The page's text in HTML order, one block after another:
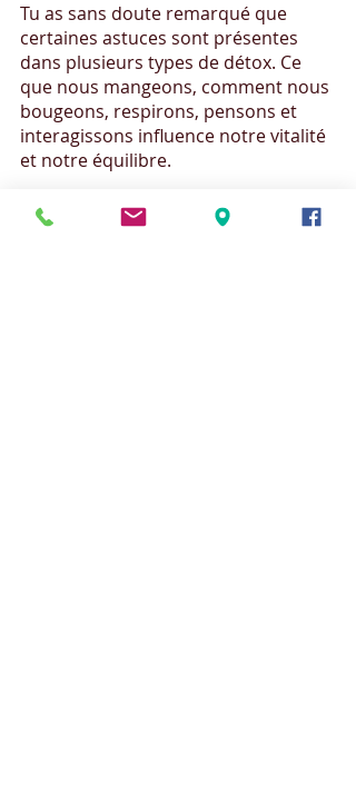
Tu as sans doute remarqué que
certaines astuces sont présentes
dans plusieurs types de détox. Ce
que nous mangeons, comment nous
bougeons, respirons, pensons et
interagissons influence notre vitalité
et notre équilibre.
Je crois à une santé intégrative où
chaque geste compte (sans tomber